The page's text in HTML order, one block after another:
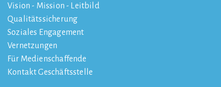
Vision - Mission - Leitbild
Qualitätssicherung
Soziales Engagement
Vernetzungen
Für Medienschaffende
Kontakt Geschäftsstelle